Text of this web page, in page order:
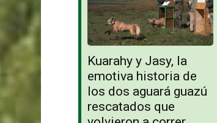
Kuarahy y Jasy, la
emotiva historia de
los dos aguará guazú
rescatados que